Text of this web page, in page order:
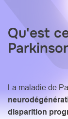
Qu'est
La maladie de
disparition